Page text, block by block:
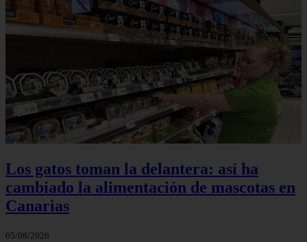
Los gatos toman la delantera: así ha
cambiado la alimentación de mascotas en
Canarias
05/08/2026